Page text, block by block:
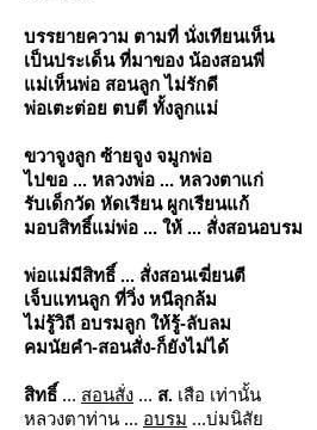
บรรยายความ ตามที่ นั่งเทียนเห็น
เป็นประเด็น ที่มาของ น้องสอนพี่
ม่เห็นพ่อ สอนลูก ไม่รักดี
พ่อเตะต่อย ตบตี ทั้งลูกแม่
ขวาจูงลูก ซ้ายจูง จมูกพ่อ
ไปขอ ... หลวงพ่อ ... หลวงตาแก่
รับเด็กวัด หัดเรียน ผูกเรียนแก้
มอบสิทธิ์แม่พ่อ ... ให้ ... สั่งสอนอบรม
พ่อแม่มีสิทธิ์ ... สั่งสอนเฆี่ยนตี
เจ็บแทนลูก ที่วิ่ง หนีลุกล้ม
ไม่รู้วิถี อบรมลูก ให้รู้-ลับลม
คมนัยคำ-สอนสั่ง-ก็ยังไม่ได้
สิทธิ์ ... สอนสั่ง ... ส. เสือ เท่านั้น
หลวงตาท่าน ... อบรม ...บ่มนิสั